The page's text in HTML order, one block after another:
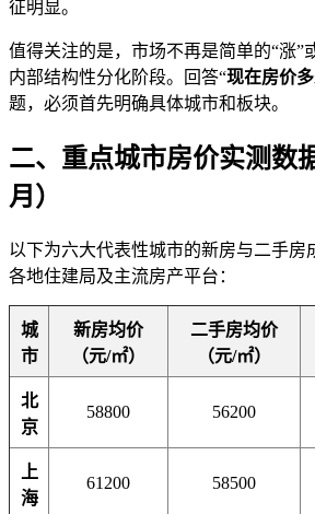
征明显。
值得关注的是，市场不再是简单的“涨”
内部结构性分化阶段。回答“现在房价
题，必须首先明确具体城市和板块。
二、重点城市房价实测数
月）
以下为六大代表性城市的新房与二手房
各地住建局及主流房产平台：
城
市
新房均价
（元/㎡）
二手房均价
（元/㎡）
北
京
58800 56200
上
海
61200 58500